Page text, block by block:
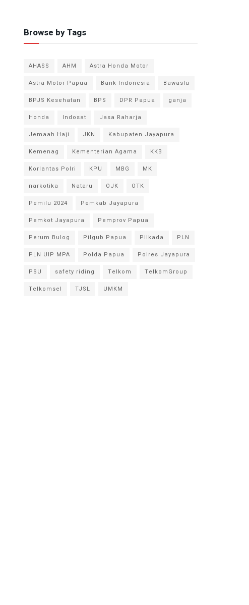
Browse by Tags
AHASS AHM
Astra Honda Motor
Astra Motor Papua
Bank Indonesia
Bawaslu
BPJS Kesehatan
BPS DPR Papua
ganja
Honda
Indosat
Jasa Raharja
Jemaah Haji
JKN
Kabupaten Jayapura
Kemenag
Kementerian Agama
KKB
Korlantas Polri
KPU MBG
MK
narkotika
Nataru OJK
OTK
Pemilu 2024
Pemkab Jayapura
Pemkot Jayapura
Pemprov Papua
Perum Bulog
Pilgub Papua Pilkada
PLN
PLN UIP MPA
Polda Papua
Polres Jayapura
PSU
safety riding Telkom
TelkomGroup
Telkomsel
TJSL UMKM